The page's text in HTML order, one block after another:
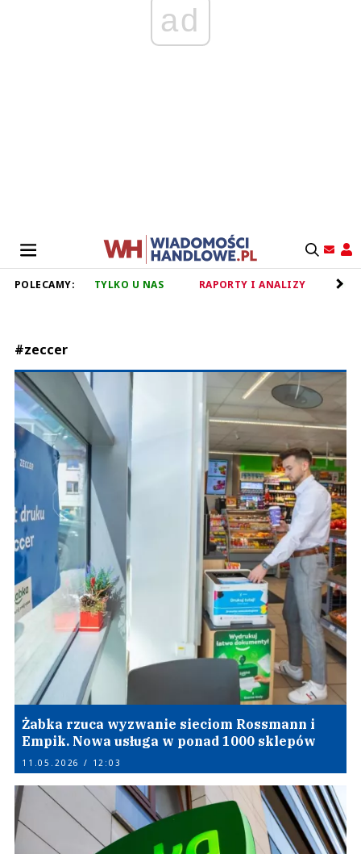
ad
POLECAMY: TYLKO U NAS RAPORTY I ANALIZY
#zeccer
Żabka rzuca wyzwanie sieciom Rossmann i
Empik. Nowa usługa w ponad 1000 sklepów
11.05.2026 / 12:03